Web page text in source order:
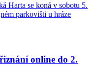
Harta se koná v sobotu 5.
parkovišti u hráze
online do 2.